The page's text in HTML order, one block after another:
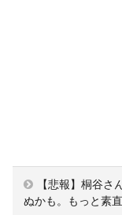
【悲報】桐谷
ぬかも。もっと素